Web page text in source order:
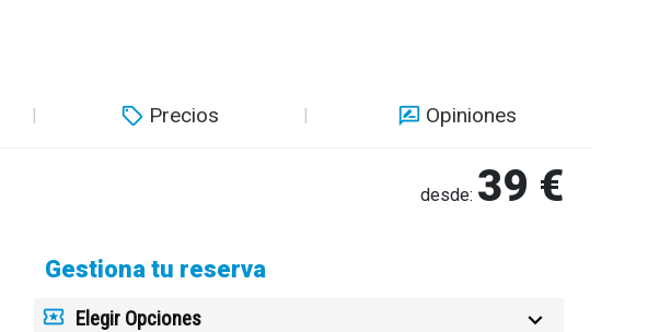
Precios Opiniones
desde: 39 €
Gestiona tu reserva
Elegir Opciones